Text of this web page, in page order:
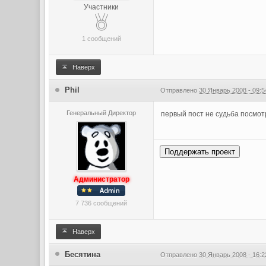
Участники
1 сообщений
Наверх
Phil Отправлено30 Январь 2008 -
Генеральный Директор
Администратор
7 736 сообщений
первый пост не судьба
Поддержать проект
Наверх
Бесятина Отправлено30 Январь 2008 -